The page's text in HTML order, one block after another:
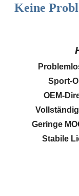
Keine
Sport-
OEM-
Geringe
Stabile